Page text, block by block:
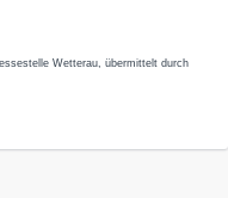
Wetterau, übermittelt durch